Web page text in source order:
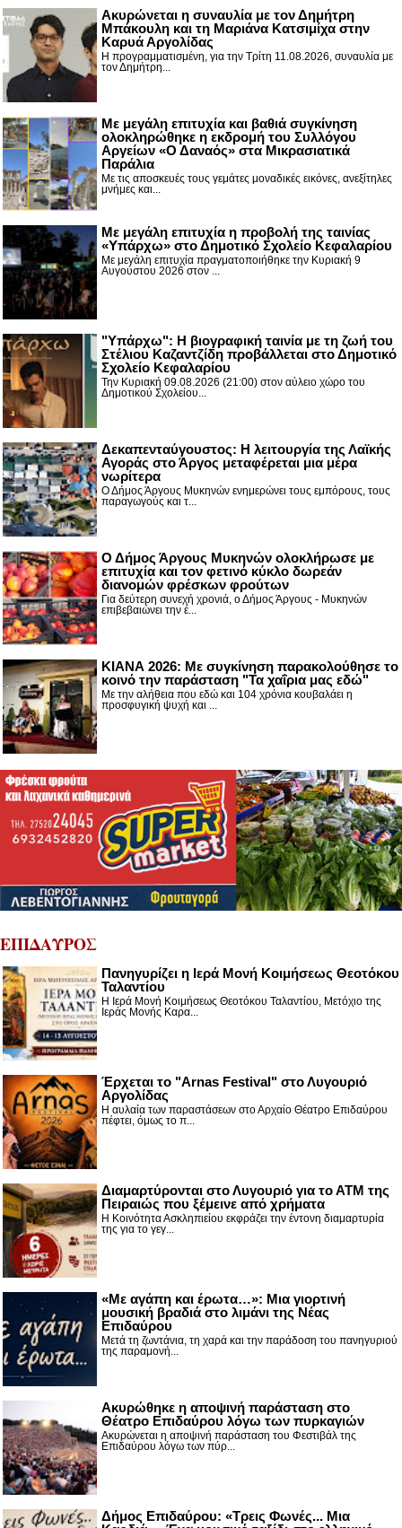
Ακυρώνεται η συναυλία με τον Δημήτρη
Μπάκουλη και τη Μαριάνα Κατσιμίχα στην
Καρυά Αργολίδας
Η προγραμματισμένη, για την Τρίτη 11.08.2026, συναυλία με
τον Δημήτρη...
Με μεγάλη επιτυχία και βαθιά συγκίνηση
ολοκληρώθηκε η εκδρομή του Συλλόγου
Αργείων «Ο Δαναός» στα Μικρασιατικά
Παράλια
Με τις αποσκευές τους γεμάτες μοναδικές εικόνες, ανεξίτηλες
μνήμες και...
Με μεγάλη επιτυχία η προβολή της ταινίας
«Υπάρχω» στο Δημοτικό Σχολείο Κεφαλαρίου
Με μεγάλη επιτυχία πραγματοποιήθηκε την Κυριακή 9
Αυγούστου 2026 στον ...
"Υπάρχω": Η βιογραφική ταινία με τη ζωή του
Στέλιου Καζαντζίδη προβάλλεται στο Δημοτικό
Σχολείο Κεφαλαρίου
Την Κυριακή 09.08.2026 (21:00) στον αύλειο χώρο του
Δημοτικού Σχολείου...
Δεκαπενταύγουστος: H λειτουργία της Λαϊκής
Αγοράς στο Άργος μεταφέρεται μια μέρα
νωρίτερα
Ο Δήμος Άργους Μυκηνών ενημερώνει τους εμπόρους, τους
παραγωγούς και τ...
Ο Δήμος Άργους Μυκηνών ολοκλήρωσε με
επιτυχία και τον φετινό κύκλο δωρεάν
διανομών φρέσκων φρούτων
Για δεύτερη συνεχή χρονιά, ο Δήμος Άργους - Μυκηνών
επιβεβαιώνει την έ...
ΚΙΑΝΑ 2026: Με συγκίνηση παρακολούθησε το
κοινό την παράσταση "Τα χαΐρια μας εδώ"
Με την αλήθεια που εδώ και 104 χρόνια κουβαλάει η
προσφυγική ψυχή και ...
ΕΠΙΔΑΥΡΟΣ
Πανηγυρίζει η Ιερά Μονή Κοιμήσεως Θεοτόκου
Ταλαντίου
Η Ιερά Μονή Κοιμήσεως Θεοτόκου Ταλαντίου, Μετόχιο της
Ιεράς Μονής Καρα...
Έρχεται το "Arnas Festival" στο Λυγουριό
Αργολίδας
Η αυλαία των παραστάσεων στο Αρχαίο Θέατρο Επιδαύρου
πέφτει, όμως το π...
Διαμαρτύρονται στο Λυγουριό για το ΑΤΜ της
Πειραιώς που ξέμεινε από χρήματα
Η Κοινότητα Ασκληπιείου εκφράζει την έντονη διαμαρτυρία
της για το γεγ...
«Με αγάπη και έρωτα…»: Μια γιορτινή
μουσική βραδιά στο λιμάνι της Νέας
Επιδαύρου
Μετά τη ζωντάνια, τη χαρά και την παράδοση του πανηγυριού
της παραμονή...
Ακυρώθηκε η αποψινή παράσταση στο
Θέατρο Επιδαύρου λόγω των πυρκαγιών
Ακυρώνεται η αποψινή παράσταση του Φεστιβάλ της
Επιδαύρου λόγω των πύρ...
Δήμος Επιδαύρου: «Τρεις Φωνές... Μια